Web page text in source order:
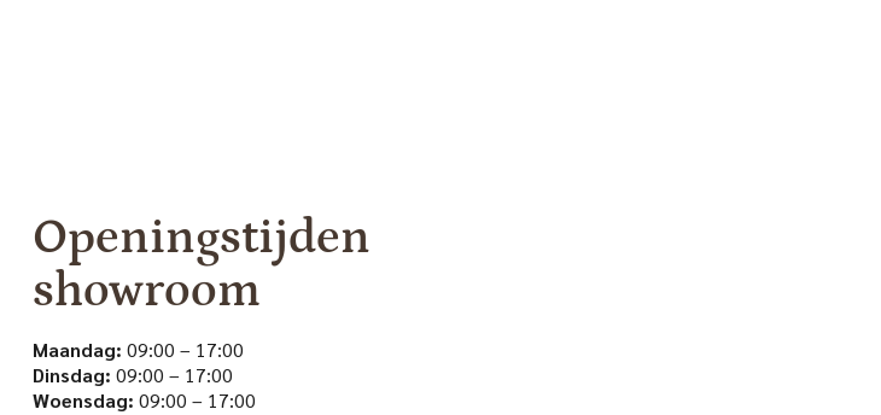
Openingstijden
showroom
Maandag: 09:00 – 17:00
Dinsdag: 09:00 – 17:00
Woensdag: 09:00 – 17:00